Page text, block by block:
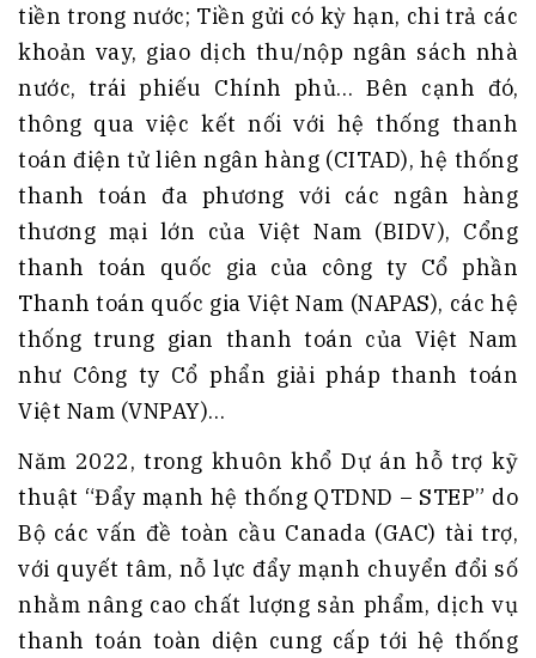
tiền trong nước; Tiền gửi có kỳ hạn, chi trả các
khoản vay, giao dịch thu/nộp ngân sách nhà
nước, trái phiếu Chính phủ… Bên cạnh đó,
thông qua việc kết nối với hệ thống thanh
toán điện tử liên ngân hàng (CITAD), hệ thống
thanh toán đa phương với các ngân hàng
thương mại lớn của Việt Nam (BIDV), Cổng
thanh toán quốc gia của công ty Cổ phần
Thanh toán quốc gia Việt Nam (NAPAS), các hệ
thống trung gian thanh toán của Việt Nam
như Công ty Cổ phẩn giải pháp thanh toán
Việt Nam (VNPAY)…
Năm 2022, trong khuôn khổ Dự án hỗ trợ kỹ
thuật “Đẩy mạnh hệ thống QTDND – STEP” do
Bộ các vấn đề toàn cầu Canada (GAC) tài trợ,
với quyết tâm, nỗ lực đẩy mạnh chuyển đổi số
nhằm nâng cao chất lượng sản phẩm, dịch vụ
thanh toán toàn diện cung cấp tới hệ thống